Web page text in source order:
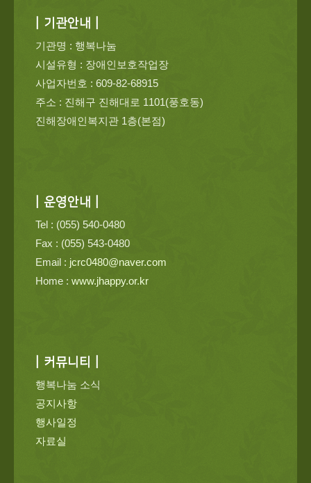
| 기관안내 |
기관명 : 행복나눔
시설유형 : 장애인보호작업장
사업자번호 : 609-82-68915
주소 : 진해구 진해대로 1101(풍호동)
진해장애인복지관 1층(본점)
| 운영안내 |
Tel : (055) 540-0480
Fax : (055) 543-0480
Email : jcrc0480@naver.com
Home : www.jhappy.or.kr
| 커뮤니티 |
행복나눔 소식
공지사항
행사일정
자료실